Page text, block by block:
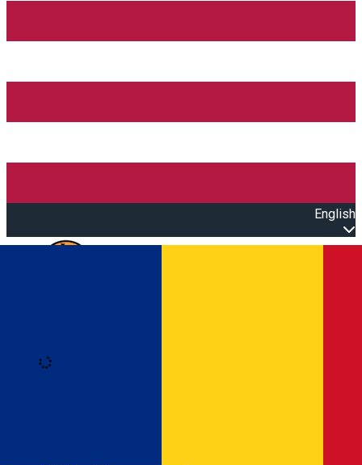
English